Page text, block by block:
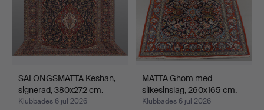
SALONGSMATTA Keshan,
signerad, 380x272 cm.
Klubbades 6 jul 2026
MATTA Ghom med
silkesinslag, 260x165 cm.
Klubbades 6 jul 2026